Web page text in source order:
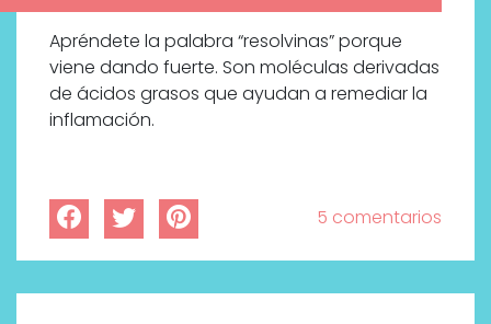
Apréndete la palabra “resolvinas” porque
viene dando fuerte. Son moléculas derivadas
de ácidos grasos que ayudan a remediar la
inflamación.
5 comentarios